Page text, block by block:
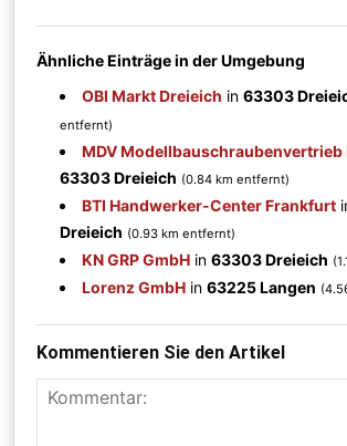
Ähnliche Einträge in der Umgebung
OBI Markt Dreieich in63303
entfernt)
MDV Modellbauschraubenvertrieb
63303 Dreieich (0.84 km entfernt)
BTI Handwerker-Center Frankfurt
Dreieich (0.93 km entfernt)
KN GRP GmbH in63303 Dreieich
Lorenz GmbH in63225 Langen
Kommentieren Sie den Artikel